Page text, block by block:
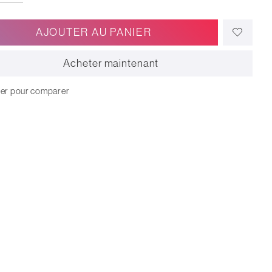
AJOUTER AU PANIER
Acheter maintenant
pour comparer